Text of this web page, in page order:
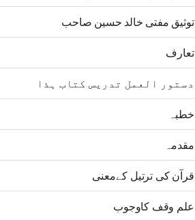
توثیق مفتی خالد حسین صاحب
تعارف
دستور العمل تدریس کتاب ہذا
خطبہ
مقدمہ
قرآن کی ترتیل کےمعنی
علم وقف کاوجوب